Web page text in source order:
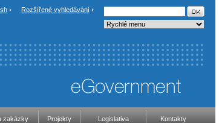
Rozšířené vyhledávání
zakázky Projekty Legislativa Kontakty